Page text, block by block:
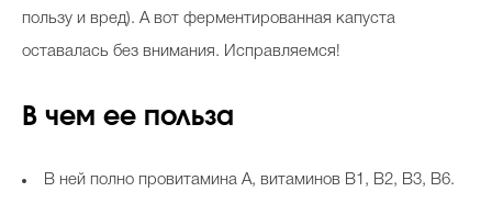
пользу и вред). А вот ферментированная капуста
оставалась без внимания. Исправляемся!
В чем ее польза
В ней полно провитамина А, витаминов В1, В2, В3, В6.